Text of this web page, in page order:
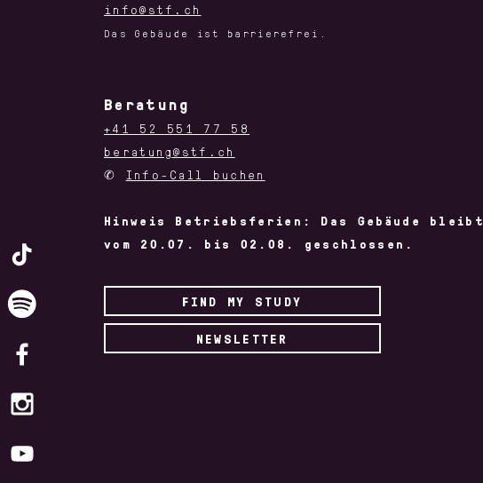
info@stf.ch
Das Gebäude ist barrierefrei.
Beratung
+41 52 551 77 58
beratung@stf.ch
✆ Info-Call buchen
Hinweis Betriebsferien: Das Gebäude bleibt
vom 20.07. bis 02.08. geschlossen.
FIND MY STUDY
NEWSLETTER